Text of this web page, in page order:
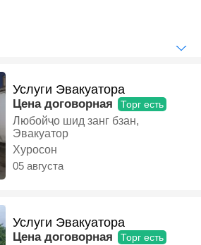
Услуги Эвакуатора
Цена договорная Торг есть
Любойҷо шид занг бзан,
Эвакуатор
Хуросон
05 августа
Услуги Эвакуатора
Цена договорная Торг есть